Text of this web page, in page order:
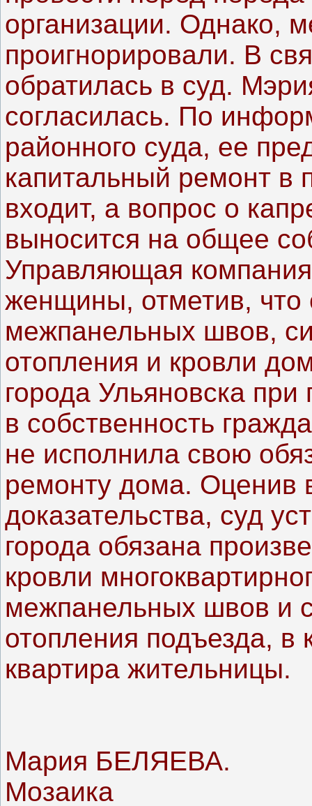
организации. Однако,
проигнорировали. В
обратилась в суд.
согласилась. По
районного суда, ее
капитальный ремонт в
входит, а вопрос о
выносится на общее
Управляющая
женщины, отметив, что
межпанельных швов,
отопления и кровли
города Ульяновска
в собственность
не исполнила свою
ремонту дома. Оценив
доказательства, суд
города обязана
кровли
межпанельных швов и
отопления подъезда, в
квартира жительницы.
Мария БЕЛЯЕВА.
Мозаика